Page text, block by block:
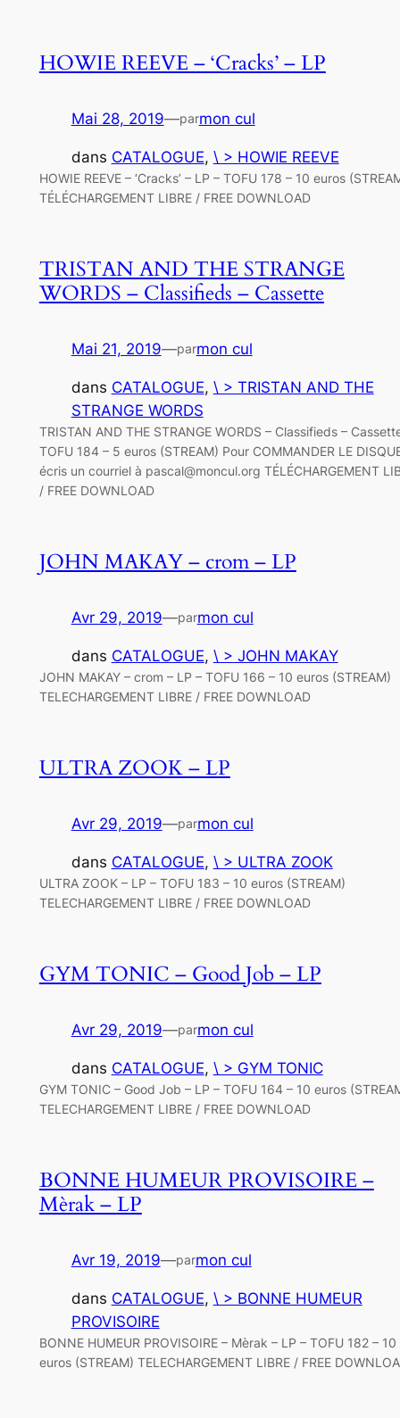
HOWIE REEVE – ‘Cracks’ – LP
Mai 28, 2019—parmon cul
dans CATALOGUE, \ > HOWIE REEVE
HOWIE REEVE – ‘Cracks’ – LP – TOFU 178 – 10 euros
TÉLÉCHARGEMENT LIBRE / FREE DOWNLOAD
TRISTAN AND THE STRANGE
WORDS – Classifieds – Cassette
Mai 21, 2019—parmon cul
dans CATALOGUE, \ > TRISTAN AND THE
STRANGE WORDS
TRISTAN AND THE STRANGE WORDS – Classifieds –
TOFU 184 – 5 euros (STREAM) Pour COMMANDER LE
écris un courriel à pascal@moncul.org TÉLÉCHARGEMENT
/ FREE DOWNLOAD
JOHN MAKAY – crom – LP
Avr 29, 2019—parmon cul
dans CATALOGUE, \ > JOHN MAKAY
JOHN MAKAY – crom – LP – TOFU 166 – 10 euros (STREAM)
TELECHARGEMENT LIBRE / FREE DOWNLOAD
ULTRA ZOOK – LP
Avr 29, 2019—parmon cul
dans CATALOGUE, \ > ULTRA ZOOK
ULTRA ZOOK – LP – TOFU 183 – 10 euros (STREAM)
TELECHARGEMENT LIBRE / FREE DOWNLOAD
GYM TONIC – Good Job – LP
Avr 29, 2019—parmon cul
dans CATALOGUE, \ > GYM TONIC
GYM TONIC – Good Job – LP – TOFU 164 – 10 euros
TELECHARGEMENT LIBRE / FREE DOWNLOAD
BONNE HUMEUR PROVISOIRE –
Mèrak – LP
Avr 19, 2019—parmon cul
dans CATALOGUE, \ > BONNE HUMEUR
PROVISOIRE
BONNE HUMEUR PROVISOIRE – Mèrak – LP – TOFU 182 – 10
euros (STREAM) TELECHARGEMENT LIBRE / FREE